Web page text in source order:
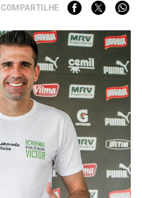
COMPARTILHE